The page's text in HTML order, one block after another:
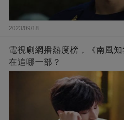
2023/09/18
電視劇網播熱度榜，《南風
在追哪一部？